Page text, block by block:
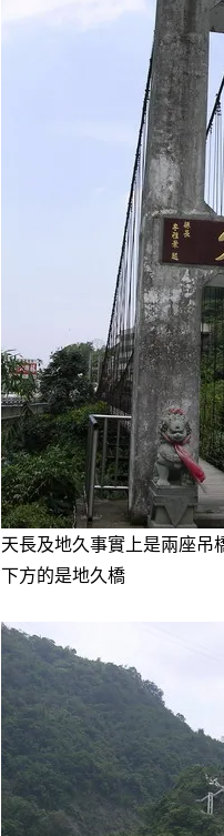
天長及地久事實上是兩座吊
下方的是地久橋